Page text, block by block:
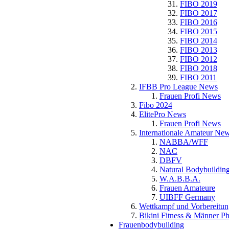
FIBO 2019
FIBO 2017
FIBO 2016
FIBO 2015
FIBO 2014
FIBO 2013
FIBO 2012
FIBO 2018
FIBO 2011
IFBB Pro League News
Frauen Profi News
Fibo 2024
ElitePro News
Frauen Profi News
Internationale Amateur
NABBA/WFF
NAC
DBFV
Natural
W.A.B.B.A.
Frauen Amateure
UIBFF Germany
Wettkampf und
Bikini Fitness & Männer
Frauenbodybuilding